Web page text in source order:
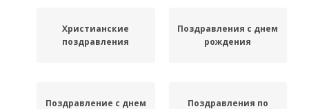
Христианские
поздравления
Поздравления с днем
рождения
Поздравление с днем
Поздравления по